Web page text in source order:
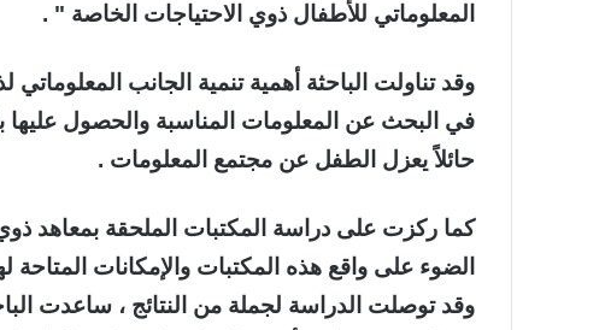
المعلوماتي للأطفال ذوي الاحتياجات الخاصة " .
وقد تناولت الباحثة أهمية تنمية الجانب
في البحث عن المعلومات المناسبة والحصول عليها
حائلاً يعزل الطفل عن مجتمع المعلومات .
كما ركزت على دراسة المكتبات الملحقة بمعاهد
الضوء على واقع هذه المكتبات والإمكانات
وقد توصلت الدراسة لجملة من النتائج ، ساعدت